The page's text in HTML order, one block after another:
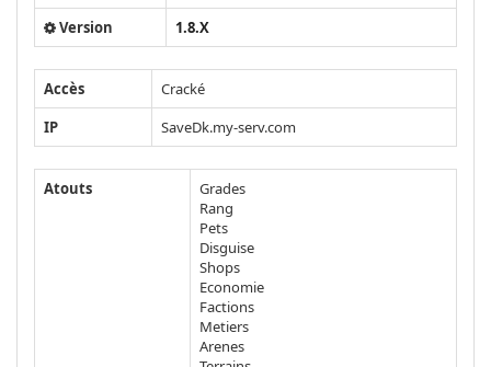
Version
1.8.X
Accès
Cracké
IP
SaveDk.my-serv.com
Atouts
Grades
Rang
Pets
Disguise
Shops
Economie
Factions
Metiers
Arenes